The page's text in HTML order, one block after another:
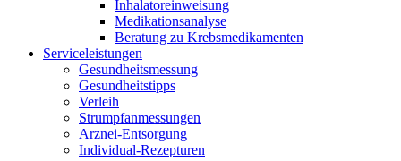
Inha­la­tor­ein­wei­sung
Medi­ka­ti­ons­ana­ly­se
Bera­tung zu Krebsmedikamenten
Ser­vice­leis­tun­gen
Gesund­heits­mes­sung
Gesund­heits­tipps
Ver­leih
Strumpfan­mes­sun­gen
Arz­n­ei-Ent­­sor­­gung
Indi­­vi­­du­al-Rezep­­tu­­ren